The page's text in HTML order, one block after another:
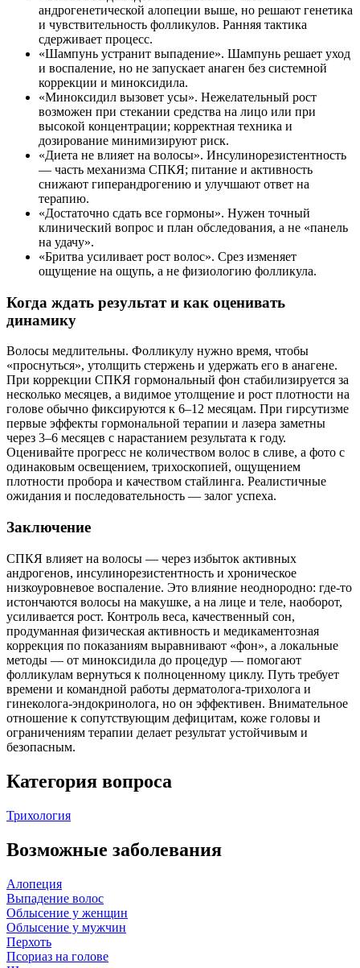
андрогенетической алопеции выше, но решают генетика
и чувствительность фолликулов. Ранняя тактика
сдерживает процесс.
«Шампунь устранит выпадение». Шампунь решает уход
и воспаление, но не запускает анаген без системной
коррекции и миноксидила.
«Миноксидил вызовет усы». Нежелательный рост
возможен при стекании средства на лицо или при
высокой концентрации; корректная техника и
дозирование минимизируют риск.
«Диета не влияет на волосы». Инсулинорезистентность
— часть механизма СПКЯ; питание и активность
снижают гиперандрогению и улучшают ответ на
терапию.
«Достаточно сдать все гормоны». Нужен точный
клинический вопрос и план обследования, а не «панель
на удачу».
«Бритва усиливает рост волос». Срез изменяет
ощущение на ощупь, а не физиологию фолликула.
Когда ждать результат и как оценивать
динамику
Волосы медлительны. Фолликулу нужно время, чтобы
«проснуться», утолщить стержень и удержать его в анагене.
При коррекции СПКЯ гормональный фон стабилизируется за
несколько месяцев, а видимое утолщение и рост плотности на
голове обычно фиксируются к 6–12 месяцам. При гирсутизме
первые эффекты гормональной терапии и лазера заметны
через 3–6 месяцев с нарастанием результата к году.
Оценивайте прогресс не количеством волос в сливе, а фото с
одинаковым освещением, трихоскопией, ощущением
плотности пробора и качеством стайлинга. Реалистичные
ожидания и последовательность — залог успеха.
Заключение
СПКЯ влияет на волосы — через избыток активных
андрогенов, инсулинорезистентность и хроническое
низкоуровневое воспаление. Это влияние неоднородно: где‑то
истончаются волосы на макушке, а на лице и теле, наоборот,
усиливается рост. Контроль веса, качественный сон,
продуманная физическая активность и медикаментозная
коррекция по показаниям выравнивают «фон», а локальные
методы — от миноксидила до процедур — помогают
фолликулам вернуться к полноценному циклу. Путь требует
времени и командной работы дерматолога‑трихолога и
гинеколога‑эндокринолога, но он эффективен. Внимательное
отношение к сопутствующим дефицитам, коже головы и
ограничениям терапии делает результат устойчивым и
безопасным.
Категория вопроса
Трихология
Возможные заболевания
Алопеция
Выпадение волос
Облысение у женщин
Облысение у мужчин
Перхоть
Псориаз на голове